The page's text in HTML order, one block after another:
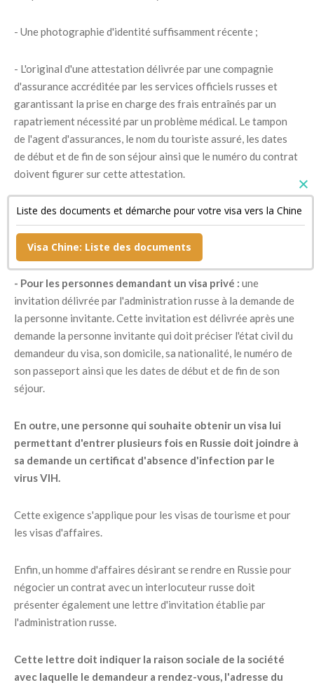
- Une photographie d'identité suffisamment récente ;
- L'original d'une attestation délivrée par une compagnie
d'assurance accréditée par les services officiels russes et
garantissant la prise en charge des frais entraînés par un
rapatriement nécessité par un problème médical. Le tampon
de l'agent d'assurances, le nom du touriste assuré, les dates
de début et de fin de son séjour ainsi que le numéro du contrat
doivent figurer sur cette attestation.
- Un document confirmant la réservation de sa chambre
d'hôtel si son séjour est bref ainsi qu'une copie de son billet de
retour ;
- Pour les personnes demandant un visa privé : une
invitation délivrée par l'administration russe à la demande de
la personne invitante. Cette invitation est délivrée après une
demande la personne invitante qui doit préciser l'état civil du
demandeur du visa, son domicile, sa nationalité, le numéro de
son passeport ainsi que les dates de début et de fin de son
séjour.
En outre, une personne qui souhaite obtenir un visa lui
permettant d'entrer plusieurs fois en Russie doit joindre à
sa demande un certificat d'absence d'infection par le
virus VIH.
Cette exigence s'applique pour les visas de tourisme et pour
les visas d'affaires.
Enfin, un homme d'affaires désirant se rendre en Russie pour
négocier un contrat avec un interlocuteur russe doit
présenter également une lettre d'invitation établie par
l'administration russe.
Cette lettre doit indiquer la raison sociale de la société
avec laquelle le demandeur a rendez-vous, l'adresse du
Liste des documents et démarche pour votre visa vers la Chine
Visa Chine: Liste des documents